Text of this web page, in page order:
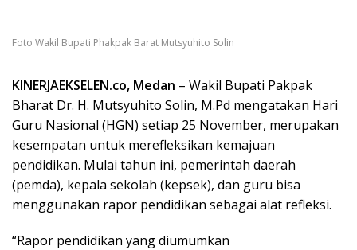
Foto Wakil Bupati Phakpak Barat Mutsyuhito Solin
KINERJAEKSELEN.co, Medan – Wakil Bupati Pakpak
Bharat Dr. H. Mutsyuhito Solin, M.Pd mengatakan Hari
Guru Nasional (HGN) setiap 25 November, merupakan
kesempatan untuk merefleksikan kemajuan
pendidikan. Mulai tahun ini, pemerintah daerah
(pemda), kepala sekolah (kepsek), dan guru bisa
menggunakan rapor pendidikan sebagai alat refleksi.
“Rapor pendidikan yang diumumkan